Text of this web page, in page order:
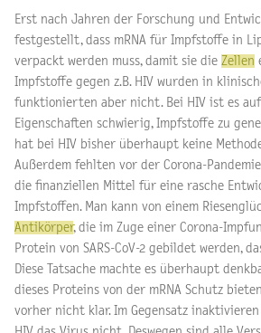
Erst nach Jahren der Forschung und
festgestellt, dass mRNA für Impfstoffe in
verpackt werden muss, damit sie die Zellen
Impfstoffe gegen z.B. HIV wurden in
funktionierten aber nicht. Bei HIV ist es
Eigenschaften schwierig, Impfstoffe zu
hat bei HIV bisher überhaupt keine
Außerdem fehlten vor der Corona-
die finanziellen Mittel für eine rasche
Impfstoffen. Man kann von einem
Antikörper, die im Zuge einer Corona-
Protein von SARS-CoV-2 gebildet werden,
Diese Tatsache machte es überhaupt
dieses Proteins von der mRNA Schutz
vorher nicht klar. Im Gegensatz